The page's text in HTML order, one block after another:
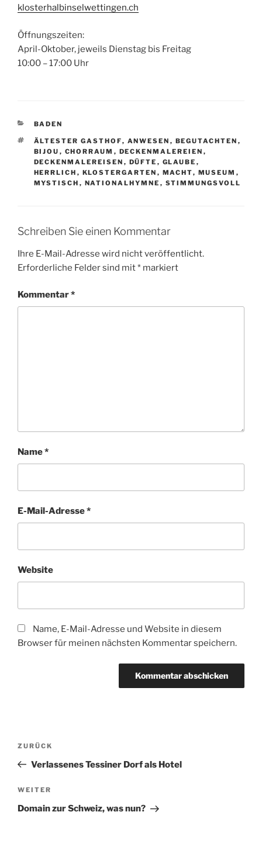
klosterhalbinselwettingen.ch
Öffnungszeiten:
April-Oktober, jeweils Dienstag bis Freitag
10:00 – 17:00 Uhr
KATEGORIEN
BADEN
SCHLAGWÖRTER
ÄLTESTER GASTHOF, ANWESEN , BEGUTACHTEN ,
BIJOU , CHORRAUM , DECKENMALEREIEN ,
DECKENMALEREISEN , DÜFTE , GLAUBE ,
HERRLICH , KLOSTERGARTEN , MACHT, MUSEUM ,
MYSTISCH , NATIONALHYMNE , STIMMUNGSVOLL
Schreiben Sie einen Kommentar
Ihre E-Mail-Adresse wird nicht veröffentlicht.
Erforderliche Felder sind mit* markiert
Kommentar*
Name*
E-Mail-Adresse*
Website
Name, E-Mail-Adresse und Website in diesem
Browser für meinen nächsten Kommentar speichern.
Beitragsnavigation
Vorheriger
Beitrag
ZURÜCK
Verlassenes Tessiner Dorf als Hotel
Nächster
Beitrag
WEITER
Domain zur Schweiz, was nun?